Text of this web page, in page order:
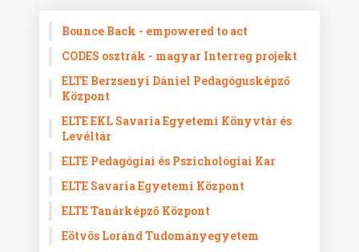
Bounce Back - empowered to act
CODES osztrák - magyar Interreg projekt
ELTE Berzsenyi Dániel Pedagógusképző
Központ
ELTE EKL Savaria Egyetemi Könyvtár és
Levéltár
ELTE Pedagógiai és Pszichológiai Kar
ELTE Savaria Egyetemi Központ
ELTE Tanárképző Központ
Eötvös Loránd Tudományegyetem